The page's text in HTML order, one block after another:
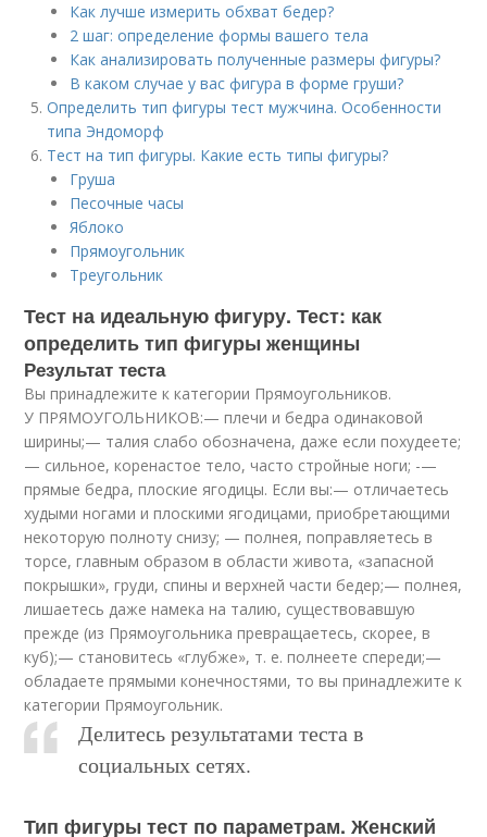
Как лучше измерить обхват бедер?
2 шаг: определение формы вашего тела
Как анализировать полученные размеры фигуры?
В каком случае у вас фигура в форме груши?
Определить тип фигуры тест мужчина. Особенности
типа Эндоморф
Тест на тип фигуры. Какие есть типы фигуры?
Груша
Песочные часы
Яблоко
Прямоугольник
Треугольник
Тест на идеальную фигуру. Тест: как
определить тип фигуры женщины
Результат теста
Вы принадлежите к категории Прямоугольников.
У ПРЯМОУГОЛЬНИКОВ:— плечи и бедра одинаковой
ширины;— талия слабо обозначена, даже если похудеете;
— сильное, коренастое тело, часто стройные ноги; -—
прямые бедра, плоские ягодицы. Если вы:— отличаетесь
худыми ногами и плоскими ягодицами, приобретающими
некоторую полноту снизу; — полнея, поправляетесь в
торсе, главным образом в области живота, «запасной
покрышки», груди, спины и верхней части бедер;— полнея,
лишаетесь даже намека на талию, существовавшую
прежде (из Прямоугольника превращаетесь, скорее, в
куб);— становитесь «глубже», т. е. полнеете спереди;—
обладаете прямыми конечностями, то вы принадлежите к
категории Прямоугольник.
Делитесь результатами теста в
социальных сетях.
Тип фигуры тест по параметрам. Женский